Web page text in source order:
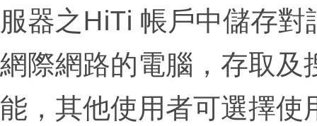
服器之HiTi 帳戶中儲存
網際網路的電腦，存取
能，其他使用者可選擇